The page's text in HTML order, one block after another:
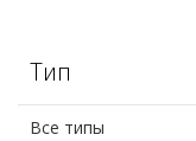
Тип
Все типы